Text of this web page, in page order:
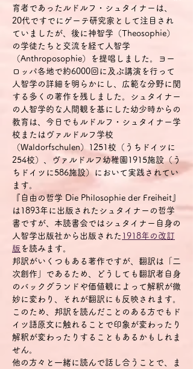
育者であったルドルフ・シュタイナーは、
20代ですでにゲーテ研究家として注目され
ていましたが、後に神智学（Theosophie）
の学徒たちと交流を経て人智学
（Anthroposophie）を提唱しました。ヨー
ロッパ各地で約6000回に及ぶ講演を行って
人智学の詳細を明らかにし、広範な分野に関
する多くの著作を残しました。シュタイナー
の人智学的な人間観を基にした幼少時からの
教育は、今日でもルドルフ・シュタイナー学
校またはヴァルドルフ学校
（Waldorfschulen）1251校（うちドイツに
254校）、ヴァルドルフ幼稚園1915施設（う
ちドイツに586施設）において実践されてい
ます。
『自由の哲学 Die Philosophie der Freiheit』
は1893年に出版されたシュタイナーの哲学
書ですが、本読書会ではシュタイナー自身の
人智学出版社から出版された 1918年の改訂
版 を読みます。
邦訳がいくつもある著作ですが、翻訳は「二
次創作」であるため、どうしても翻訳者自身
のバックグランドや価値観によって解釈が微
妙に変わり、それが翻訳にも反映されます。
このため、邦訳を読んだことのある方でもド
イツ語原文に触れることで印象が変わったり
解釈が変わったりすることもあるかもしれま
せん。
他の方々と一緒に読んで話し合うことで、ま